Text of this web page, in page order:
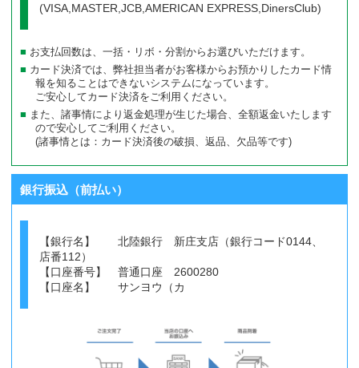
(VISA,MASTER,JCB,AMERICAN EXPRESS,DinersClub)
お支払回数は、一括・リボ・分割からお選びいただけます。
カード決済では、弊社担当者がお客様からお預かりしたカード情
報を知ることはできないシステムになっています。
ご安心してカード決済をご利用ください。
また、諸事情により返金処理が生じた場合、全額返金いたします
ので安心してご利用ください。
(諸事情とは：カード決済後の破損、返品、欠品等です)
銀行振込（前払い）
【銀行名】 北陸銀行 新庄支店（銀行コード0144、
店番112）
【口座番号】 普通口座 2600280
【口座名】 サンヨウ（カ